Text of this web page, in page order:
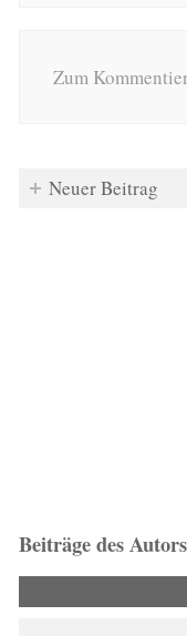
Zum
Neuer Beitrag
Beiträge des Autors